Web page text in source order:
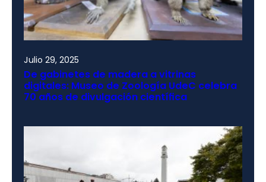
Julio 29, 2025
De gabinetes de madera a vitrinas
digitales: Museo de Zoología UdeC celebra
70 años de divulgación científica